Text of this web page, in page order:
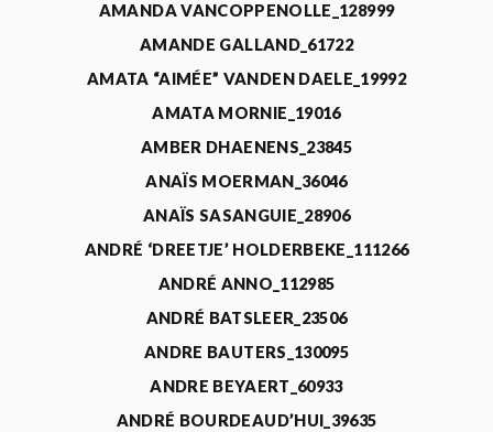
AMANDA VANCOPPENOLLE_128999
AMANDE GALLAND_61722
AMATA “AIMÉE” VANDEN DAELE_19992
AMATA MORNIE_19016
AMBER DHAENENS_23845
ANAÏS MOERMAN_36046
ANAÏS SASANGUIE_28906
ANDRÉ ‘DREETJE’ HOLDERBEKE_111266
ANDRÉ ANNO_112985
ANDRÉ BATSLEER_23506
ANDRE BAUTERS_130095
ANDRE BEYAERT_60933
ANDRÉ BOURDEAUD’HUI_39635